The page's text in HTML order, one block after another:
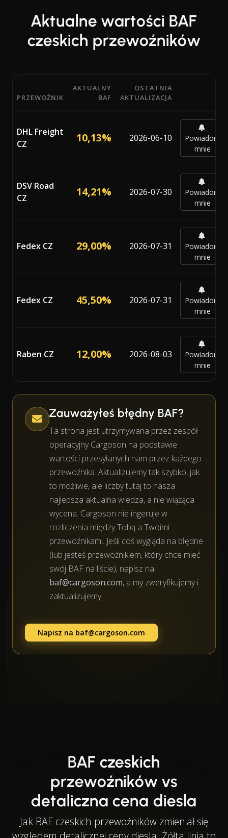
Aktualne wartości BAF
czeskich przewoźników
Aktualne wartości procentowe BAF (Bunker
PRZEWOŹNIK
AKTUALNY
BAF
OSTATNIA
AKTUALIZACJA
DHL Freight
CZ
10,13% 2026-06-10
Powiadom
mnie
DSV Road
CZ
14,21% 2026-07-30
Powiadom
mnie
Fedex CZ 29,00% 2026-07-31
Powiadom
mnie
Fedex CZ 45,50% 2026-07-31
Powiadom
mnie
Raben CZ 12,00% 2026-08-03
Powiadom
mnie
Zauważyłeś błędny BAF?
Ta strona jest utrzymywana przez zespół
operacyjny Cargoson na podstawie
wartości przesyłanych nam przez każdego
przewoźnika. Aktualizujemy tak szybko, jak
to możliwe, ale liczby tutaj to nasza
najlepsza aktualna wiedza, a nie wiążąca
wycena. Cargoson nie ingeruje w
rozliczenia między Tobą a Twoimi
przewoźnikami. Jeśli coś wygląda na błędne
(lub jesteś przewoźnikiem, który chce mieć
swój BAF na liście), napisz na
baf@cargoson.com, a my zweryfikujemy i
zaktualizujemy.
Napisz na baf@cargoson.com
BAF czeskich
przewoźników vs
detaliczna cena diesla
Jak BAF czeskich przewoźników zmieniał się